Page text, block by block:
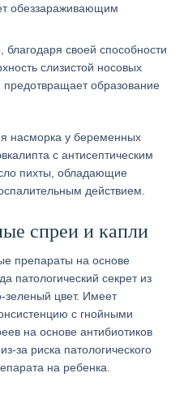
обеззараживающим
благодаря своей способности
слизистой носовых
предотвращает образование
насморка у беременных
с антисептическим
пихты, обладающие
действием.
спреи и капли
препараты на основе
патологический секрет из
зеленый цвет. Имеет
с гнойными
на основе антибиотиков
за риска патологического
на ребенка.